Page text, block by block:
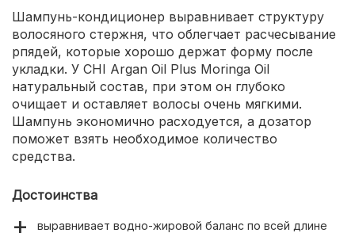
Шампунь-кондиционер выравнивает структуру
волосяного стержня, что облегчает расчесывание
рпядей, которые хорошо держат форму после
укладки. У CHI Argan Oil Plus Moringa Oil
натуральный состав, при этом он глубоко
очищает и оставляет волосы очень мягкими.
Шампунь экономично расходуется, а дозатор
поможет взять необходимое количество
средства.
Достоинства
выравнивает водно-жировой баланс по всей длине